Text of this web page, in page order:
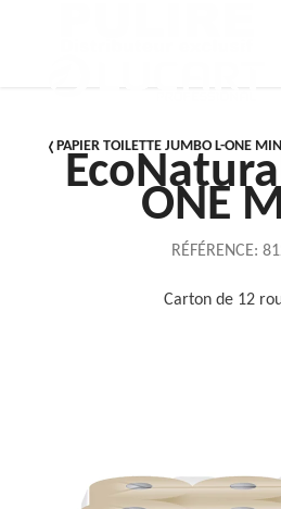
PAPIER TOILETTE JUMBO L-ONE
ONE
RÉFÉRENCE:
Carton de 12